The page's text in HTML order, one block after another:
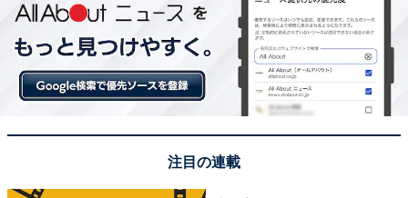
注目の連載